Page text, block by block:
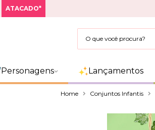
ATACADO*
Personagens Lançamentos
Home Conjuntos Infantis